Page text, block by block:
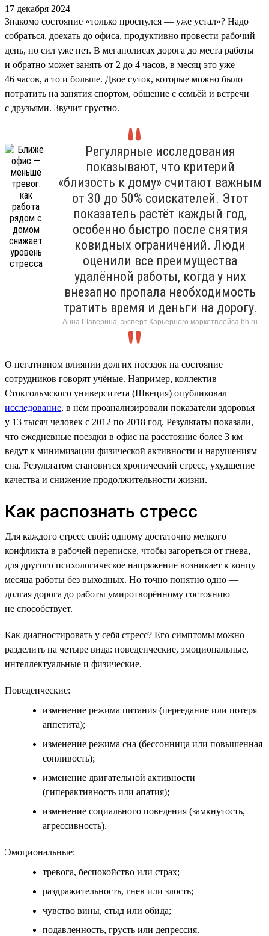
17 декабря 2024
Знакомо состояние «только проснулся — уже устал»? Надо
собраться, доехать до офиса, продуктивно провести рабочий
день, но сил уже нет. В мегаполисах дорога до места работы
и обратно может занять от 2 до 4 часов, в месяц это уже
46 часов, а то и больше. Двое суток, которые можно было
потратить на занятия спортом, общение с семьёй и встречи
с друзьями. Звучит грустно.
Регулярные исследования
показывают, что критерий
«близость к дому» считают важным
от 30 до 50% соискателей. Этот
показатель растёт каждый год,
особенно быстро после снятия
ковидных ограничений. Люди
оценили все преимущества
удалённой работы, когда у них
внезапно пропала необходимость
тратить время и деньги на дорогу.
Анна Шаверина, эксперт Карьерного маркетплейса hh.ru
О негативном влиянии долгих поездок на состояние
сотрудников говорят учёные. Например, коллектив
Стокгольмского университета (Швеция) опубликовал
исследование, в нём проанализировали показатели здоровья
у 13 тысяч человек с 2012 по 2018 год. Результаты показали,
что ежедневные поездки в офис на расстояние более 3 км
ведут к минимизации физической активности и нарушениям
сна. Результатом становится хронический стресс, ухудшение
качества и снижение продолжительности жизни.
Как распознать стресс
Для каждого стресс свой: одному достаточно мелкого
конфликта в рабочей переписке, чтобы загореться от гнева,
для другого психологическое напряжение возникает к концу
месяца работы без выходных. Но точно понятно одно —
долгая дорога до работы умиротворённому состоянию
не способствует.
Как диагностировать у себя стресс? Его симптомы можно
разделить на четыре вида: поведенческие, эмоциональные,
интеллектуальные и физические.
Поведенческие:
изменение режима питания (переедание или потеря
аппетита);
изменение режима сна (бессонница или повышенная
сонливость);
изменение двигательной активности
(гиперактивность или апатия);
изменение социального поведения (замкнутость,
агрессивность).
Эмоциональные:
тревога, беспокойство или страх;
раздражительность, гнев или злость;
чувство вины, стыд или обида;
подавленность, грусть или депрессия.